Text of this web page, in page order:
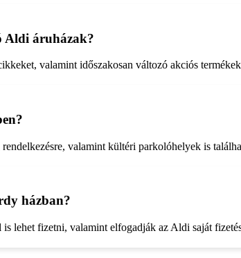
Aldi áruházak?
valamint időszakosan változó akciós
valamint kültéri parkolóhelyek is
házban?
lehet fizetni, valamint elfogadják az Aldi saját